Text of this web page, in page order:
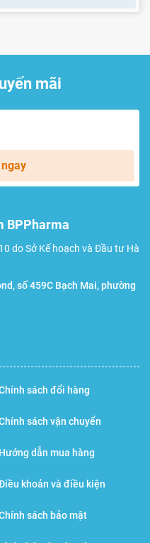
mãi
BPPharma
do Sở Kế hoạch và Đầu tư Hà
số 459C Bạch Mai, phường
sách đổi hàng
sách vận chuyển
Hướng dẫn mua hàng
khoản và điều kiện
sách bảo mật